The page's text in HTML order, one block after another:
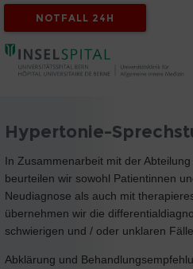
NOTFALL 24H
Hypertonie-
In Zusammenarbeit mit der
beurteilen wir sowohl Patientinnen
Neudiagnose als auch mit
übernehmen wir die
schwierigen und / oder unklaren
Abklärung und